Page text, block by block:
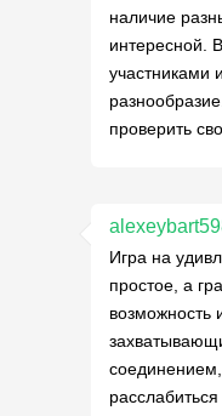
наличие
интересной.
участниками
проверить
Игра на
простое, а
возможность